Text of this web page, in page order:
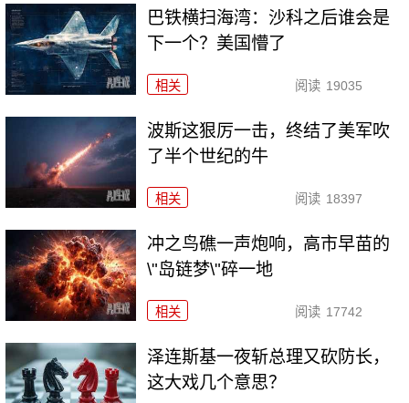
巴铁横扫海湾：沙科之后谁会是
下一个？美国懵了
相关 阅读 19035
波斯这狠厉一击，终结了美军吹
了半个世纪的牛
相关 阅读 18397
冲之鸟礁一声炮响，高市早苗的
\"岛链梦\"碎一地
相关 阅读 17742
泽连斯基一夜斩总理又砍防长，
这大戏几个意思？